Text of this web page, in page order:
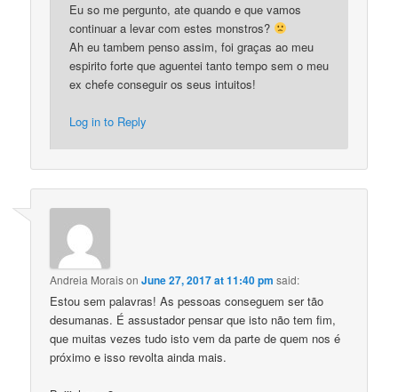
Eu so me pergunto, ate quando e que vamos
continuar a levar com estes monstros?
Ah eu tambem penso assim, foi graças ao meu
espirito forte que aguentei tanto tempo sem o meu
ex chefe conseguir os seus intuitos!
Log in to Reply
Andreia MoraisonJune 27, 2017 at 11:40 pm said:
Estou sem palavras! As pessoas conseguem ser tão
desumanas. É assustador pensar que isto não tem fim,
que muitas vezes tudo isto vem da parte de quem nos é
próximo e isso revolta ainda mais.